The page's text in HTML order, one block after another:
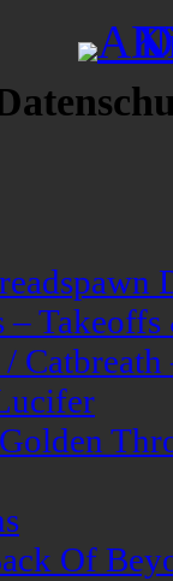
Of